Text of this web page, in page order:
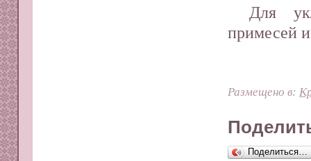
Для
примесей
Размещено в:
Поделиться…